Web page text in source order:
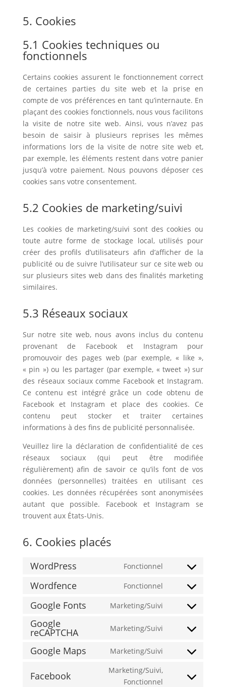
5. Cookies
5.1 Cookies techniques ou
fonctionnels
Certains cookies assurent le fonctionnement correct
de certaines parties du site web et la prise en
compte de vos préférences en tant qu’internaute. En
plaçant des cookies fonctionnels, nous vous facilitons
la visite de notre site web. Ainsi, vous n’avez pas
besoin de saisir à plusieurs reprises les mêmes
informations lors de la visite de notre site web et,
par exemple, les éléments restent dans votre panier
jusqu’à votre paiement. Nous pouvons déposer ces
cookies sans votre consentement.
5.2 Cookies de marketing/suivi
Les cookies de marketing/suivi sont des cookies ou
toute autre forme de stockage local, utilisés pour
créer des profils d’utilisateurs afin d’afficher de la
publicité ou de suivre l’utilisateur sur ce site web ou
sur plusieurs sites web dans des finalités marketing
similaires.
5.3 Réseaux sociaux
Sur notre site web, nous avons inclus du contenu
provenant de Facebook et Instagram pour
promouvoir des pages web (par exemple, « like »,
« pin ») ou les partager (par exemple, « tweet ») sur
des réseaux sociaux comme Facebook et Instagram.
Ce contenu est intégré grâce un code obtenu de
Facebook et Instagram et place des cookies. Ce
contenu peut stocker et traiter certaines
informations à des fins de publicité personnalisée.
Veuillez lire la déclaration de confidentialité de ces
réseaux sociaux (qui peut être modifiée
régulièrement) afin de savoir ce qu’ils font de vos
données (personnelles) traitées en utilisant ces
cookies. Les données récupérées sont anonymisées
autant que possible. Facebook et Instagram se
trouvent aux États-Unis.
6. Cookies placés
WordPress Fonctionnel
Consent
wordpress
Wordfence Fonctionnel
Consent
wordfence
Google Fonts Marketing/Suivi
Consent
service
Google
reCAPTCHA Marketing/Suivi
Consent
service
recaptcha
Google Maps Marketing/Suivi
Consent
service
Facebook
Marketing/Suivi,
Fonctionnel
Consent